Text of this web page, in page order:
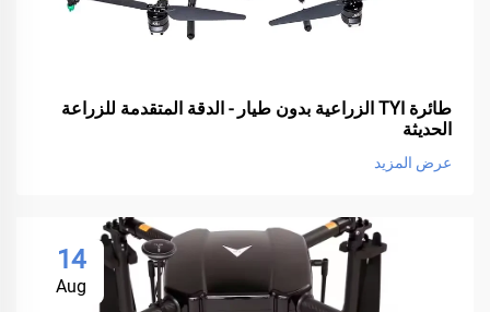
طائرة TYI الزراعية بدون طيار - الدقة المتقدمة للزراعة
الحديثة
عرض المزيد
14
Aug